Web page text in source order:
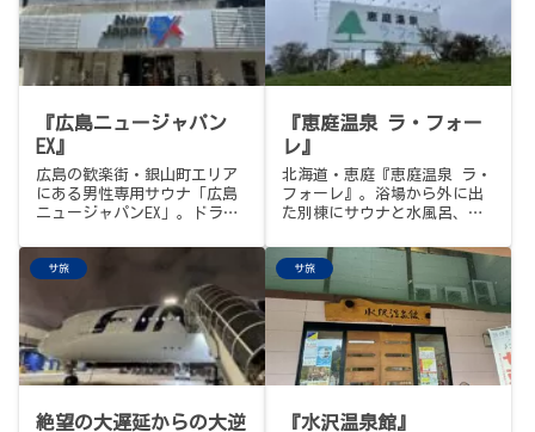
月曜定休。来るたびにアップ
グレードされ続ける出水の名
施設。
漫画に囲まれたリクライニン
グフロア、そして東北初・水
曜「熱波の日」のロウリュ。
今回はサウナイキタイのトン
トゥ抽選会当選招待券の期限
の3軒目。西川町を卒業したア
ダチさんが2025年11月からコ
線もこっそり回収の巻。
『広島ニュージャパン
EX』
広島の歓楽街・銀山町エリア
にある男性専用サウナ「広島
ニュージャパンEX」。ドライ
ルフロウリュの3種類から選
べ、水風呂は15℃設定。24時
間営業でカプセルホテルも完
備。路面電車「銀山町」から
徒歩5分。広島の夜遊びの拠点
に。
『恵庭温泉 ラ・フォー
レ』
北海道・恵庭『恵庭温泉 ラ・
フォーレ』。浴場から外に出
た別棟にサウナと水風呂、露
がたくさんで動線バッチリ。
20人入れる大きめサウナは湿
度感もありいいコンディショ
ン、水風呂はガンガン流しっ
ぱなしで冷たい。モール温泉
の露天で温冷同時浴も。お食
事処も休憩所もあって470円、
これぞ日常のサウナ。11:00-
サ旅
絶望の大遅延からの大逆
サ旅
『水沢温泉館』